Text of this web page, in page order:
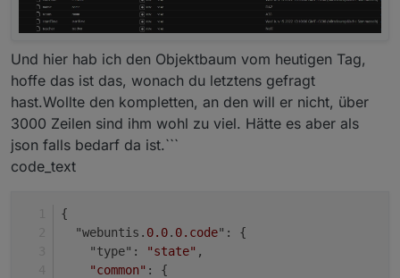
Und hier hab ich den Objektbaum vom heutigen Tag,
hoffe das ist das, wonach du letztens gefragt
hast.Wollte den kompletten, an den will er nicht, über
3000 Zeilen sind ihm wohl zu viel. Hätte es aber als
json falls bedarf da ist.```
code_text
{
  "webuntis.
0.0. 0.code": {
    "type":
"state" ,
"common" : {